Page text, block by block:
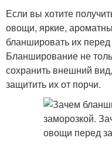
Если вы хотите
овощи, яркие,
бланшировать их перед
Бланширование не
сохранить внешний
защитить их от порчи.